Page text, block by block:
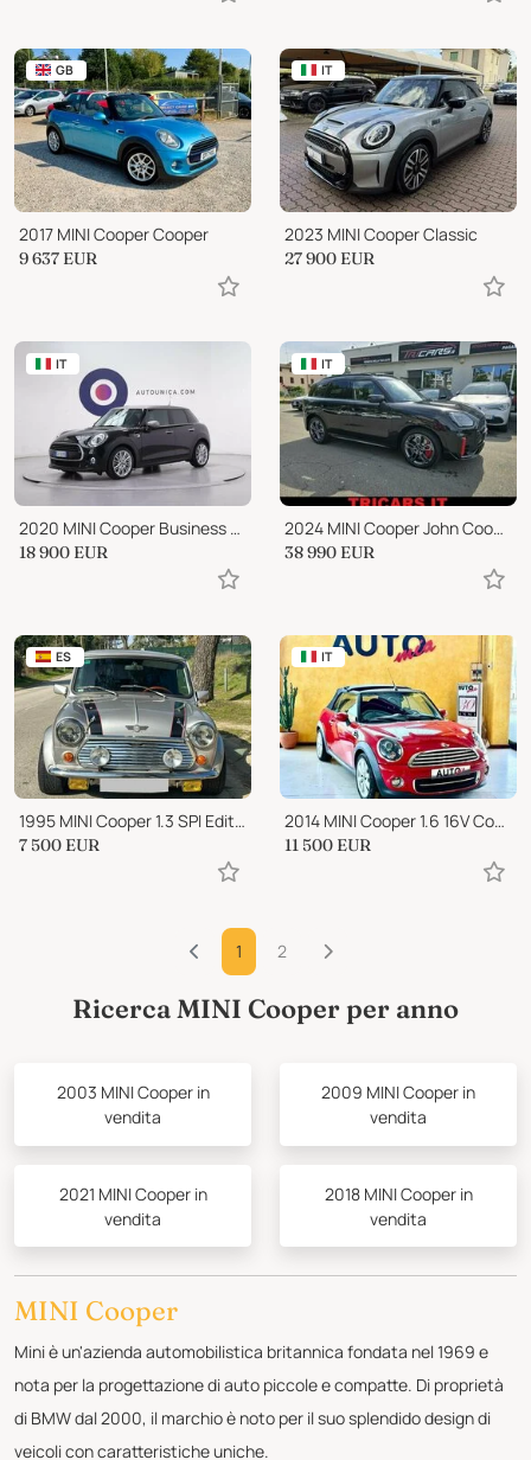
GB
2017 MINI Cooper Cooper
9 637 EUR
IT
2023 MINI Cooper Classic
27 900 EUR
IT
2020 MINI Cooper Business XL
18 900 EUR
IT
2024 MINI Cooper John Cooper Works
38 990 EUR
ES
1995 MINI Cooper 1.3 SPI Edition John Cooper
7 500 EUR
IT
2014 MINI Cooper 1.6 16V Cooper Cabrio
11 500 EUR
1 2
Ricerca MINI Cooper per anno
2003 MINI Cooper in
vendita
2009 MINI Cooper in
vendita
2021 MINI Cooper in
vendita
2018 MINI Cooper in
vendita
MINI Cooper
Mini è un'azienda automobilistica britannica fondata nel 1969 e
nota per la progettazione di auto piccole e compatte. Di proprietà
di BMW dal 2000, il marchio è noto per il suo splendido design di
veicoli con caratteristiche uniche.